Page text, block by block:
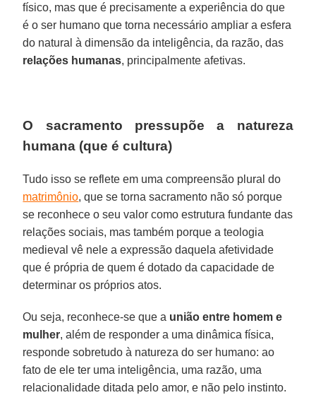
físico, mas que é precisamente a experiência do que
é o ser humano que torna necessário ampliar a esfera
do natural à dimensão da inteligência, da razão, das
relações humanas, principalmente afetivas.
O sacramento pressupõe a natureza
humana (que é cultura)
Tudo isso se reflete em uma compreensão plural do
matrimônio, que se torna sacramento não só porque
se reconhece o seu valor como estrutura fundante das
relações sociais, mas também porque a teologia
medieval vê nele a expressão daquela afetividade
que é própria de quem é dotado da capacidade de
determinar os próprios atos.
Ou seja, reconhece-se que a união entre homem e
mulher, além de responder a uma dinâmica física,
responde sobretudo à natureza do ser humano: ao
fato de ele ter uma inteligência, uma razão, uma
relacionalidade ditada pelo amor, e não pelo instinto.